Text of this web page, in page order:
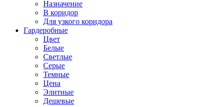
Назначение
В коридор
Для узкого коридора
Гардеробные
Цвет
Белые
Светлые
Серые
Темные
Цена
Элитные
Дешевые